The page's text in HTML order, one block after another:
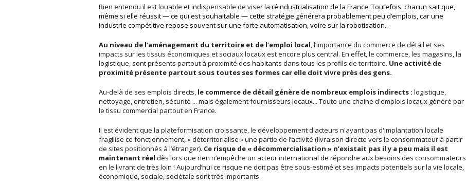
Bien entendu il est louable et indispensable de viser la réindustrialisation de la France. Toutefois, chacun sait que,
même si elle réussit — ce qui est souhaitable — cette stratégie générera probablement peu d’emplois, car une
industrie compétitive repose souvent sur une forte automatisation, voire sur la robotisation..
Au niveau de l’aménagement du territoire et de l’emploi local, l’importance du commerce de détail et ses
impacts sur les tissus économiques et sociaux locaux est encore plus central. En effet, le commerce, les magasins, la
logistique, sont présents partout à proximité des habitants dans tous les profils de territoire. Une activité de
proximité présente partout sous toutes ses formes car elle doit vivre près des gens.
Au-delà de ses emplois directs, le commerce de détail génère de nombreux emplois indirects : logistique,
nettoyage, entretien, sécurité ... mais également fournisseurs locaux... Toute une chaine d'emplois locaux généré par
le tissu commercial partout en France.
Il est évident que la plateformisation croissante, le développement d'acteurs n'ayant pas d'implantation locale
fragilise ce fonctionnement, « déterritorialise » une partie de l’activité (livraison directe vers le consommateur à partir
de sites positionnés à l’étranger). Ce risque de « décommercialisation » n’existait pas il y a peu mais il est
maintenant réel dès lors que rien n’empêche un acteur international de répondre aux besoins des consommateurs
en le livrant de très loin ! Aujourd’hui ce risque ne doit pas être sous-estimé et ses impacts potentiels sur la vie locale,
économique, sociale, sociétale sont très importants.